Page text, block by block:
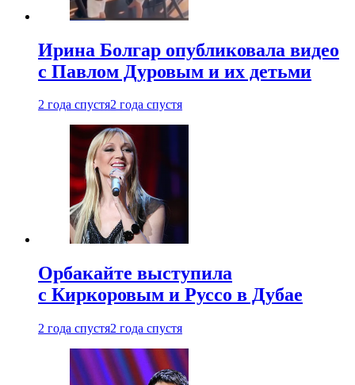
Ирина Болгар опубликовала видео
с Павлом Дуровым и их детьми
2 года спустя2 года спустя
Орбакайте выступила
с Киркоровым и Руссо в Дубае
2 года спустя2 года спустя